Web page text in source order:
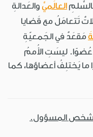
العالَميِّ والعَدالةِ
تَتعامَلُ مع قَضايا
مَقعَدٌ في الجَمعيّةِ
العامّةِ؛ ويَتكوَّنُ مَجلِسُ الأَمنِ من 15 عُضوًا. ليسَتِ الأُممُ
يَختلِفُ أعضاؤها، كما
المسؤول.